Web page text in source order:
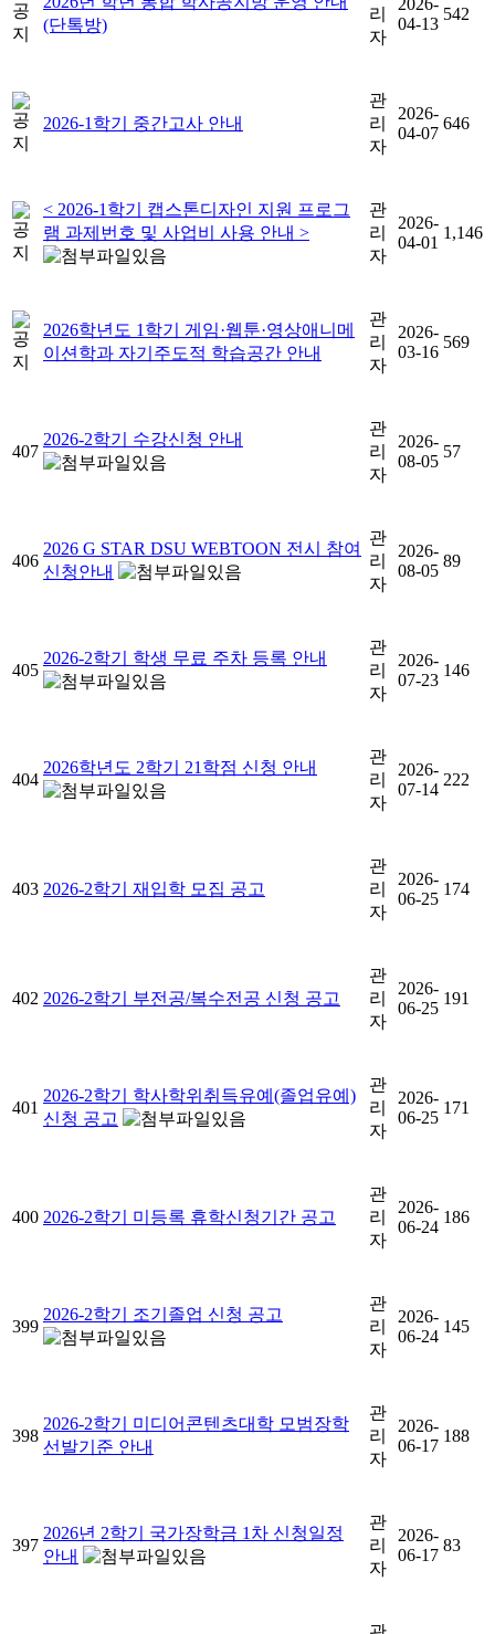
(단톡방)
리
자
04-13
542
2026-1학기 중간고사 안내
관
리
자
2026-
04-07
646
< 2026-1학기 캡스톤디자인 지원 프로그
램 과제번호 및 사업비 사용 안내 >
관
리
자
2026-
04-01
1,146
2026학년도 1학기 게임·웹툰·영상애니메
이션학과 자기주도적 학습공간 안내
관
리
자
2026-
03-16
569
407
2026-2학기 수강신청 안내
관
리
자
2026-
08-05
57
406
2026 G STAR DSU WEBTOON 전시 참여
신청안내
관
리
자
2026-
08-05
89
405
2026-2학기 학생 무료 주차 등록 안내
관
리
자
2026-
07-23
146
404
2026학년도 2학기 21학점 신청 안내
관
리
자
2026-
07-14
222
403 2026-2학기 재입학 모집 공고
관
리
자
2026-
06-25
174
402 2026-2학기 부전공/복수전공 신청 공고
관
리
자
2026-
06-25
191
401
2026-2학기 학사학위취득유예(졸업유예)
신청 공고
관
리
자
2026-
06-25
171
400 2026-2학기 미등록 휴학신청기간 공고
관
리
자
2026-
06-24
186
399
2026-2학기 조기졸업 신청 공고
관
리
자
2026-
06-24
145
398
2026-2학기 미디어콘텐츠대학 모범장학
선발기준 안내
관
리
자
2026-
06-17
188
397
2026년 2학기 국가장학금 1차 신청일정
안내
관
리
자
2026-
06-17
83